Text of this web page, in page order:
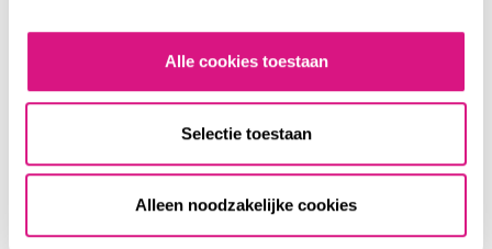
Alle cookies toestaan
Selectie toestaan
Alleen noodzakelijke cookies
plezier samen werken aan herstel.
Ik wil solliciteren!
Word jij onze nieuwe collega?
Wil jij deel uitmaken van het team van SMC Tilburg en een